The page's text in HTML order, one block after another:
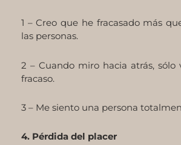
1 – Creo que he fracasado más
las personas.
2 – Cuando miro hacia atrás, sólo
fracaso.
3 – Me siento una persona
4. Pérdida del placer